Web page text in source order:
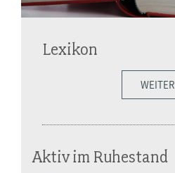
Lexikon
WEITER
Aktiv im Ruhestand